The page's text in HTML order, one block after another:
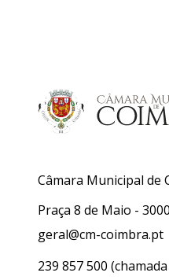
Câmara Municipal de
Praça 8 de Maio -
geral@cm-coimbra.pt
239 857 500